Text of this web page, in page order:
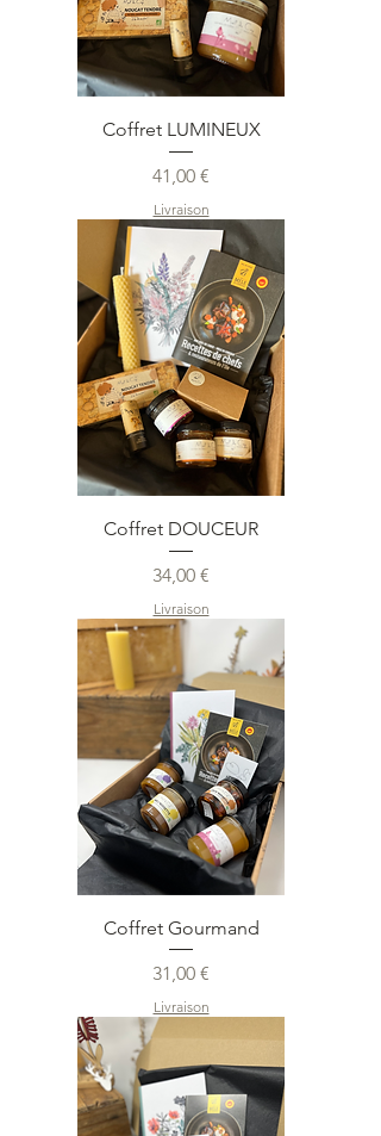
Coffret LUMINEUX
Prix
41,00 €
Livraison
Coffret DOUCEUR
Prix
34,00 €
Livraison
Coffret Gourmand
Prix
31,00 €
Livraison